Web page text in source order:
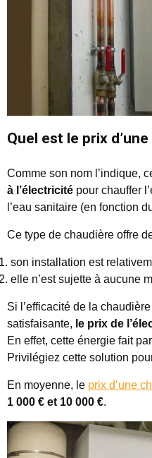
Quel est le prix
Comme son nom l’indique,
à l’électricité pour chauffer
l’eau sanitaire (en fonction
Ce type de chaudière offre
son installation est
elle n’est sujette à aucune
Si l’efficacité de la
satisfaisante, le prix de
En effet, cette énergie fait
Privilégiez cette solution
En moyenne, le prix d’une
1 000 € et 10 000 €.